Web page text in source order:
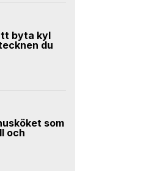
byta kyl
du
som
och